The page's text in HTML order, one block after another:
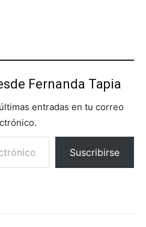
Fernanda Tapia
entradas en tu correo
Suscribirse